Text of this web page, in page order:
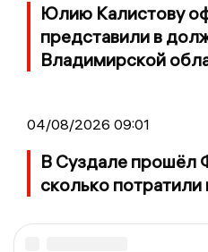
Юлию Калистову
представили в
Владимирской
04/08/2026 09:01
В Суздале прошёл
сколько